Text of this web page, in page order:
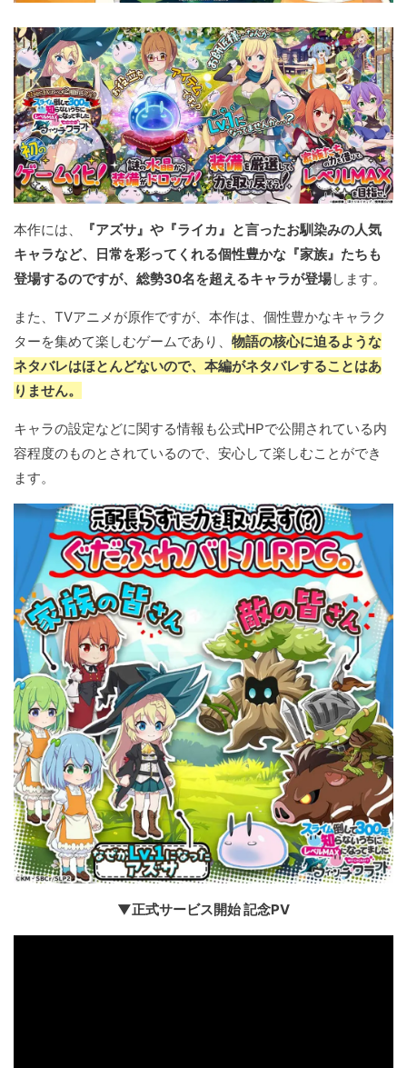
本作には、
『アズサ』や『ライカ』と言ったお馴染みの人気
キャラなど、日常を彩ってくれる個性豊かな『家族』たちも
登場するのですが、総勢30名を超えるキャラが登場します。
また、TVアニメが原作ですが、本作は、個性豊かなキャラク
ターを集めて楽しむゲームであり、 物語の核心に迫るような
ネタバレはほとんどないので、本編がネタバレすることはあ
りません。
キャラの設定などに関する情報も公式HPで公開されている内
容程度のものとされているので、安心して楽しむことができ
ます。
▼正式サービス開始 記念PV